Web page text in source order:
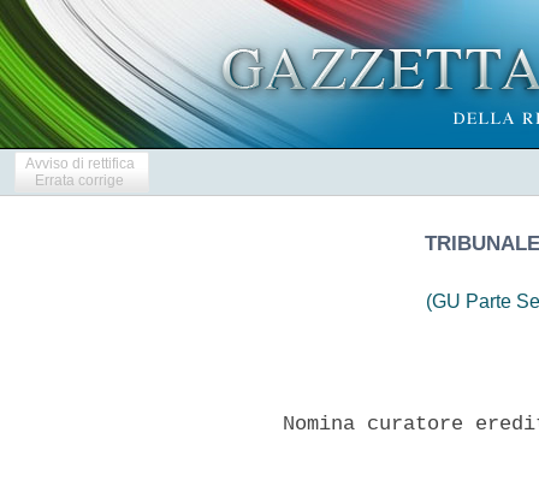
Avviso di rettifica
Errata corrige
(GU Parte
Nomina curatore